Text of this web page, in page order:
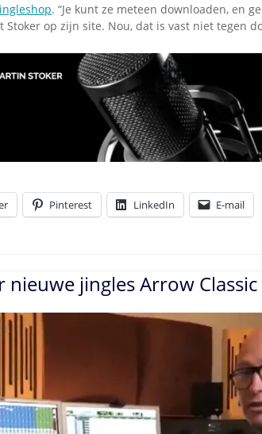
. “Je kunt ze meteen downloaden, en
Stoker op zijn site. Nou, dat is vast niet tegen
Pinterest LinkedIn E-mail
nieuwe jingles Arrow Classic